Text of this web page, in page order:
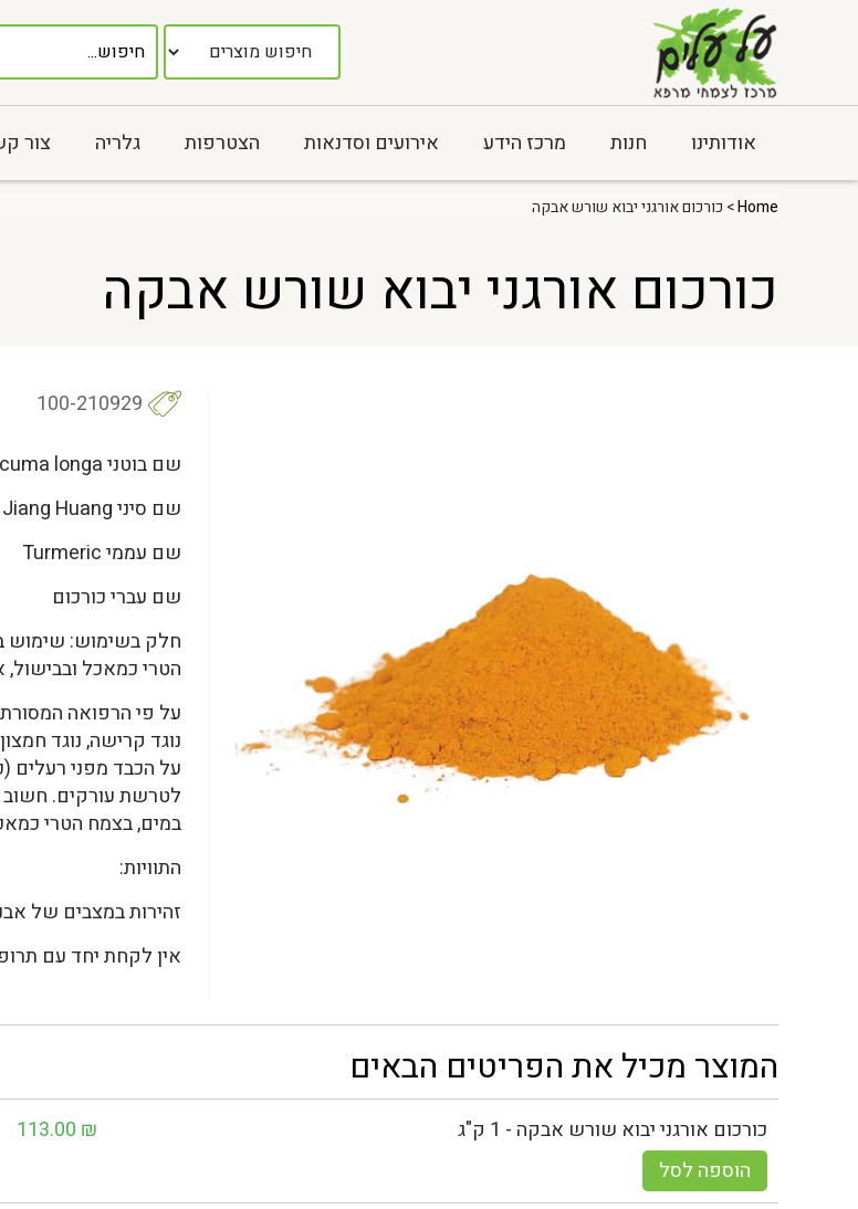
אודותינו חנות מרכז הידע אירועים וסדנאות הצטרפות גלריה צור
Home> כורכום אורגני יבוא שורש אבקה
כורכום אורגני יבוא שורש אבקה
100-210929
שם בוטני Curcuma longa
שם סיני Jiang Huang
שם עממי Turmeric
שם עברי כורכום
חלק בשימוש: שימוש
הטרי כמאכל
על פי הרפואה
נוגד קרישה, נוגד
על הכבד מפני רעלים
לטרשת עורקים. חשוב
במים, בצמח הטרי
התוויות:
זהירות במצבים של
אין לקחת יחד עם
המוצר מכיל את הפריטים הבאים
כורכום אורגני יבוא שורש אבקה - 1 ק"ג 113.00 ₪
הוספה לסל